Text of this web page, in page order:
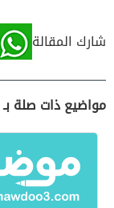
شارك المقالة
مواضيع ذات صلة